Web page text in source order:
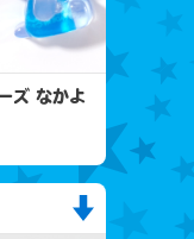
ズ なかよ